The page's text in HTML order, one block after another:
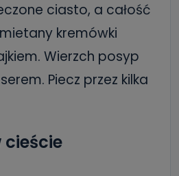
ciasto, a całość
kremówki
Wierzch posyp
Piecz przez kilka
cieście